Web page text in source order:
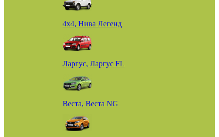
4х4, Нива Легенд
Ларгус, Ларгус FL
Веста, Веста NG